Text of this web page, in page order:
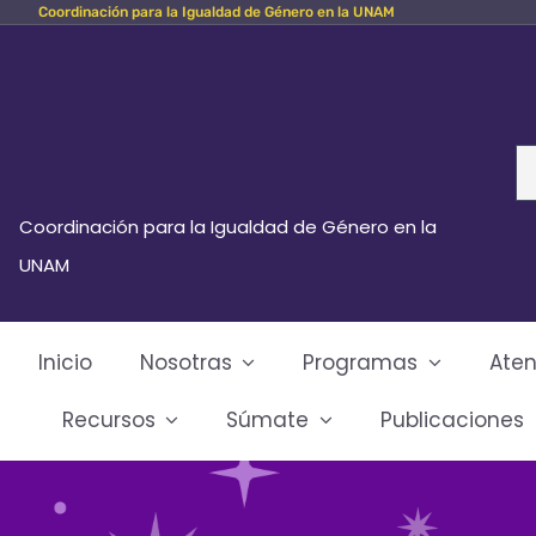
Skip Coordinación para la Igualdad de Género en la UNAM
Coordinación para la Igualdad de Género en la
UNAM
Inicio Nosotras Programas
Recursos
Súmate Publicaciones